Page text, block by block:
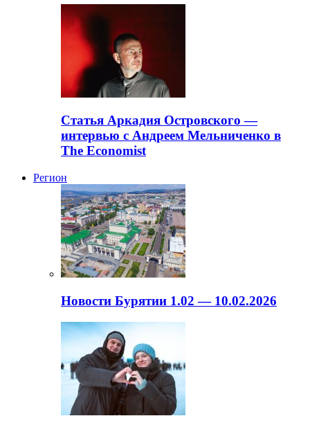
Статья Аркадия Островского —
интервью с Андреем Мельниченко в
The Economist
Регион
Новости Бурятии 1.02 — 10.02.2026